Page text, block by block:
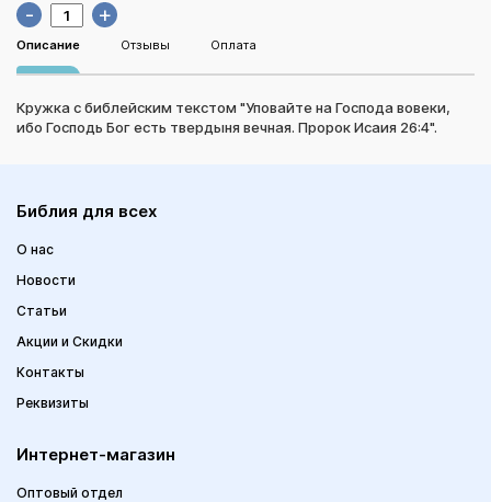
- +
Описание Отзывы Оплата
Кружка с библейским текстом "Уповайте на Господа вовеки,
ибо Господь Бог есть твердыня вечная. Пророк Исаия 26:4".
Библия для всех
О нас
Новости
Статьи
Акции и Скидки
Контакты
Реквизиты
Интернет-магазин
Оптовый отдел